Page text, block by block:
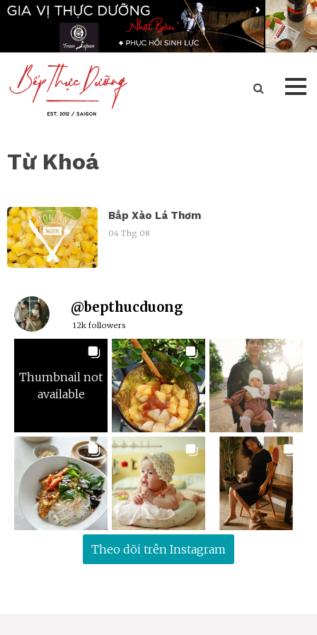
Từ Khoá
Bắp Xào Lá Thơm
04 Thg 08
@bepthucduong
12k followers
Thumbnail not
available
Theo dõi trên Instagram